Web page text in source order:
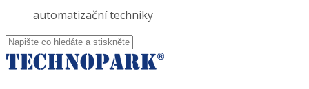
automatizační techniky